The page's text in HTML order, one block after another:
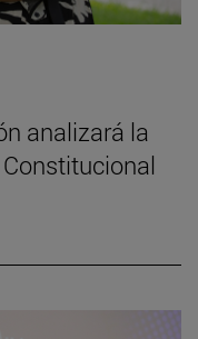
analizará la